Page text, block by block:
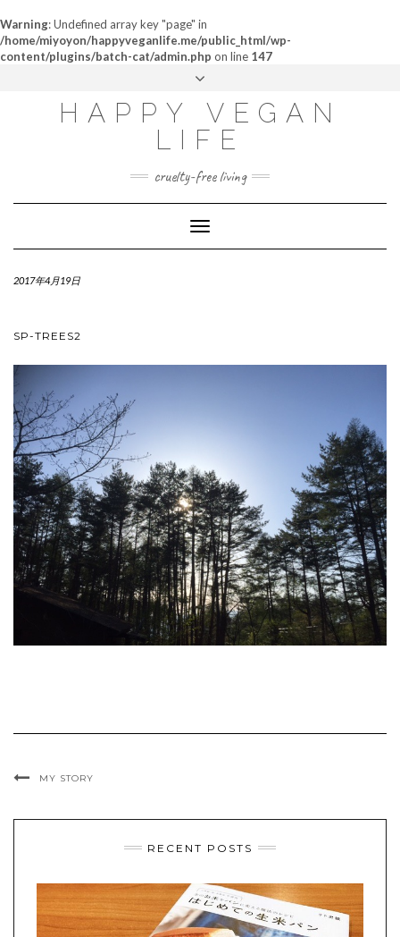
Warning: Undefined array key "page" in
/home/miyoyon/happyveganlife.me/public_html/wp-
content/plugins/batch-cat/admin.php on line 147
ABOUT
MY STORY
CONTACT
HAPPY VEGAN
LIFE
cruelty-free living
Toggle
Navigation
2017年4月19日
SP-TREES2
MY STORY
RECENT POSTS